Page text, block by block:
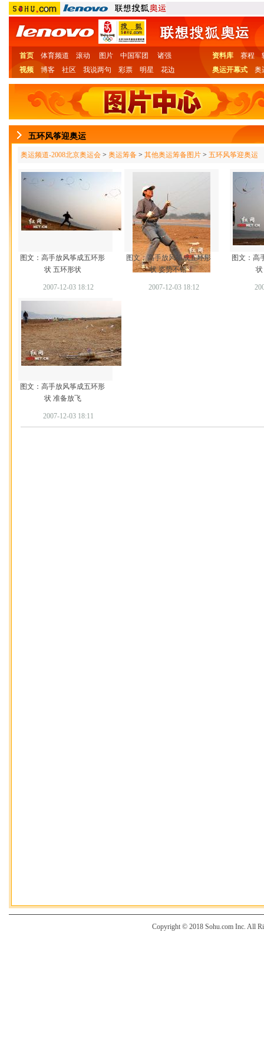
首页 体育频道 滚动 图片 中国军团
诸强
视频
博客 社区 我说两句 彩票 明星 花边
资料库 赛程
奥运开幕式
奥
五环风筝迎奥运
奥运频道-2008北京奥运会 > 奥运筹备 > 其他奥运筹备图片 > 五环风筝迎奥运
图文：高手放风筝成五环形
状 五环形状
2007-12-03 18:12
图文：高手放风筝成五环形
状 姿势不错
2007-12-03 18:12
图文：高
状
图文：高手放风筝成五环形
状 准备放飞
2007-12-03 18:11
Copyright © 2018 Sohu.com Inc. All